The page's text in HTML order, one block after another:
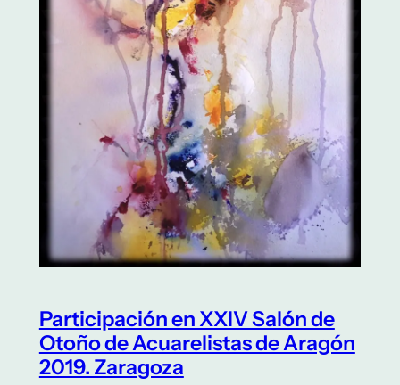
Participación en XXIV Salón de
Otoño de Acuarelistas de Aragón
2019. Zaragoza